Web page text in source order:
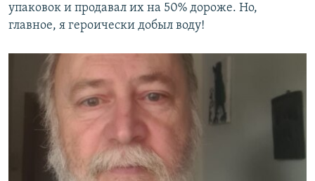
упаковок и продавал их на 50% дороже. Но,
главное, я героически добыл воду!